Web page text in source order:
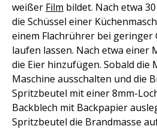
weißer Film bildet. Nach etwa
die Schüssel einer
einem Flachrührer bei geringer
laufen lassen. Nach etwa einer
die Eier hinzufügen. Sobald die
Maschine ausschalten und die
Spritzbeutel mit einer 8mm-
Backblech mit Backpapier
Spritzbeutel die Brandmasse